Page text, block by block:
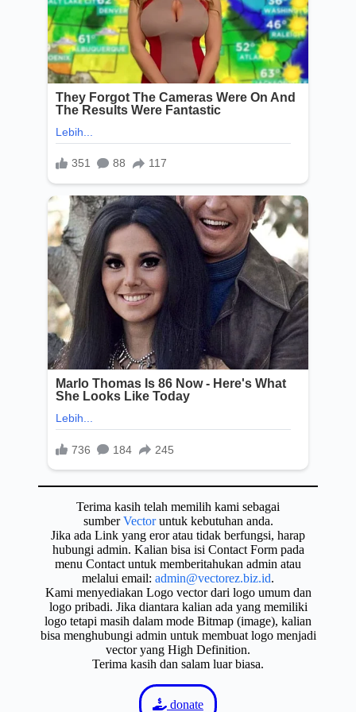
Terima kasih telah memilih kami sebagai
sumberVectoruntuk kebutuhan anda.
Jika ada Link yang eror atau tidak berfungsi, harap
hubungi admin. Kalian bisa isi Contact Form pada
menu Contact untuk memberitahukan admin atau
melalui email: admin@vectorez.biz.id.
Kami menyediakan Logo vector dari logo umum dan
logo pribadi. Jika diantara kalian ada yang memiliki
logo tetapi masih dalam mode Bitmap (image), kalian
bisa menghubungi admin untuk membuat logo menjadi
vector yang High Definition.
Terima kasih dan salam luar biasa.
donate